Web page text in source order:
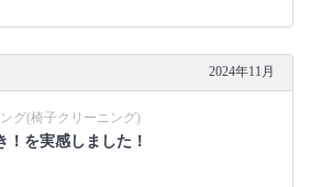
2024年11月
グ(椅子クリーニング)
！を実感しました！